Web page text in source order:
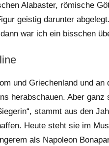
Alabaster, römische
geistig darunter
war ich ein bisschen
und Griechenland und
herabschauen. Aber
stammt aus den
Heute steht sie im
als Napoleon